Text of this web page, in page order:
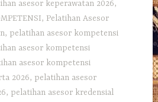
asesor keperawatan 2026,
, Pelatihan Asesor
, pelatihan asesor kompetensi
asesor kompetensi
asesor kompetensi
2026, pelatihan asesor
, pelatihan asesor kredensial